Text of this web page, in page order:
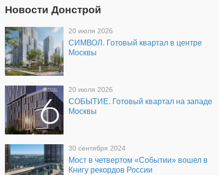
Новости Донстрой
20 июля 2026
СИМВОЛ. Готовый квартал в центре
Москвы
20 июля 2026
СОБЫТИЕ. Готовый квартал на западе
Москвы
30 сентября 2024
Мост в четвертом «Событии» вошел в
Книгу рекордов России